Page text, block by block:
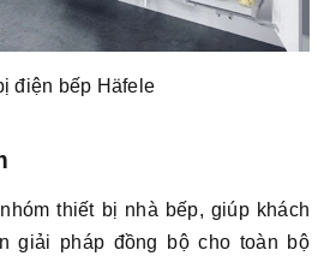
điện bếp Häfele
thiết bị nhà bếp, giúp khách
giải pháp đồng bộ cho toàn bộ